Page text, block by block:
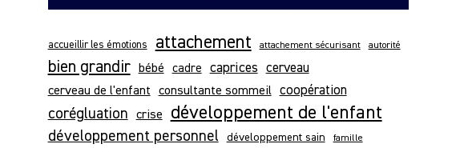
accueillir les émotions attachement attachement sécurisant autorité
bien grandir bébé cadre caprices cerveau
cerveau de l'enfant consultante sommeil coopération
corégluation crise développement de l'enfant
développement personnel développement sain famille